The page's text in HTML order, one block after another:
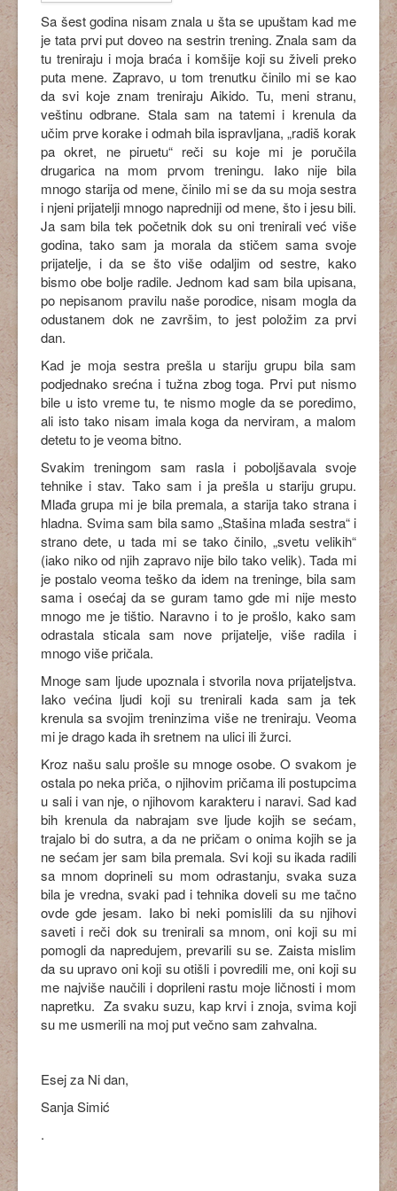
Sa šest godina nisam znala u šta se upuštam kad me
je tata prvi put doveo na sestrin trening. Znala sam da
tu treniraju i moja braća i komšije koji su živeli preko
puta mene. Zapravo, u tom trenutku činilo mi se kao
da svi koje znam treniraju Aikido. Tu, meni stranu,
veštinu odbrane. Stala sam na tatemi i krenula da
učim prve korake i odmah bila ispravljana, „radiš korak
pa okret, ne piruetu“ reči su koje mi je poručila
drugarica na mom prvom treningu. Iako nije bila
mnogo starija od mene, činilo mi se da su moja sestra
i njeni prijatelji mnogo napredniji od mene, što i jesu bili.
Ja sam bila tek početnik dok su oni trenirali već više
godina, tako sam ja morala da stičem sama svoje
prijatelje, i da se što više odaljim od sestre, kako
bismo obe bolje radile. Jednom kad sam bila upisana,
po nepisanom pravilu naše porodice, nisam mogla da
odustanem dok ne završim, to jest položim za prvi
dan.
Kad je moja sestra prešla u stariju grupu bila sam
podjednako srećna i tužna zbog toga. Prvi put nismo
bile u isto vreme tu, te nismo mogle da se poredimo,
ali isto tako nisam imala koga da nerviram, a malom
detetu to je veoma bitno.
Svakim treningom sam rasla i poboljšavala svoje
tehnike i stav. Tako sam i ja prešla u stariju grupu.
Mlađa grupa mi je bila premala, a starija tako strana i
hladna. Svima sam bila samo „Stašina mlađa sestra“ i
strano dete, u tada mi se tako činilo, „svetu velikih“
(iako niko od njih zapravo nije bilo tako velik). Tada mi
je postalo veoma teško da idem na treninge, bila sam
sama i osećaj da se guram tamo gde mi nije mesto
mnogo me je tištio. Naravno i to je prošlo, kako sam
odrastala sticala sam nove prijatelje, više radila i
mnogo više pričala.
Mnoge sam ljude upoznala i stvorila nova prijateljstva.
Iako većina ljudi koji su trenirali kada sam ja tek
krenula sa svojim treninzima više ne treniraju. Veoma
mi je drago kada ih sretnem na ulici ili žurci.
Kroz našu salu prošle su mnoge osobe. O svakom je
ostala po neka priča, o njihovim pričama ili postupcima
u sali i van nje, o njihovom karakteru i naravi. Sad kad
bih krenula da nabrajam sve ljude kojih se sećam,
trajalo bi do sutra, a da ne pričam o onima kojih se ja
ne sećam jer sam bila premala. Svi koji su ikada radili
sa mnom doprineli su mom odrastanju, svaka suza
bila je vredna, svaki pad i tehnika doveli su me tačno
ovde gde jesam. Iako bi neki pomislili da su njihovi
saveti i reči dok su trenirali sa mnom, oni koji su mi
pomogli da napredujem, prevarili su se. Zaista mislim
da su upravo oni koji su otišli i povredili me, oni koji su
me najviše naučili i doprileni rastu moje ličnosti i mom
napretku. Za svaku suzu, kap krvi i znoja, svima koji
su me usmerili na moj put večno sam zahvalna.
Esej za Ni dan,
Sanja Simić
.